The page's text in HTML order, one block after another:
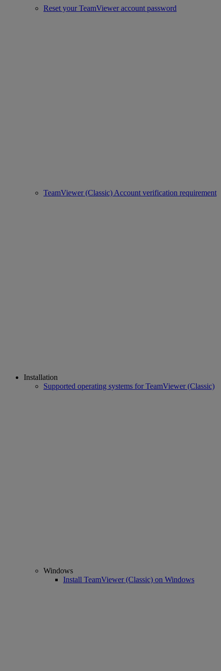
Reset your TeamViewer account password
TeamViewer (Classic) Account verification requirement
Installation
Supported operating systems for TeamViewer (Classic)
Windows
Install TeamViewer (Classic) on Windows